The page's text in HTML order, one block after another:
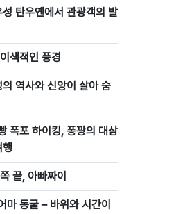
탄우옌에서 관광객의 발
색적인 풍경
역사와 신앙이 살아 숨
폭포 하이킹, 퐁꽝의 대삼
행
끝, 아빠짜이
마 동굴 – 바위와 시간이